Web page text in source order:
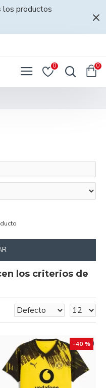
los productos
0 0
los criterios de
-40 %